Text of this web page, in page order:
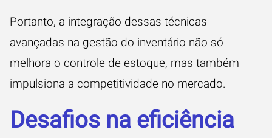
Portanto, a integração dessas técnicas
avançadas na gestão do inventário não só
melhora o controle de estoque, mas também
impulsiona a competitividade no mercado.
Desafios na eficiência